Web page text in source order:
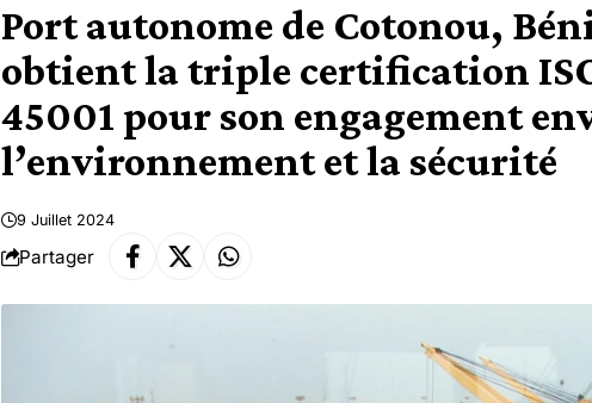
Port autonome de Cotonou,
obtient la triple certification
45001 pour son engagement
l’environnement et la sécurité
9 Juillet 2024
Partager